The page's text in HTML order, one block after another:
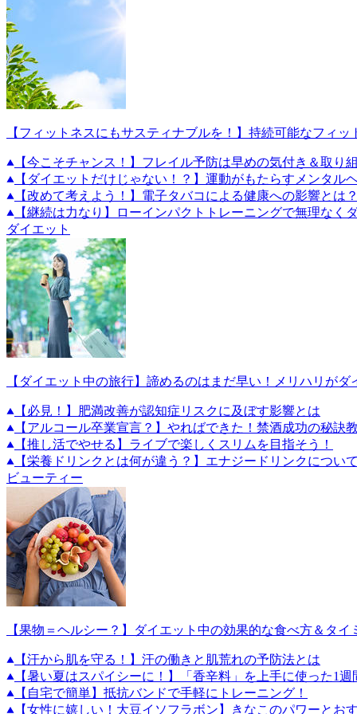
【フィットネスにもサスティナブルを！】持続可能なフィ
【今こそチャンス！】フレイル予防は早めの気付き＆取り
【ダイエットだけじゃない！？】運動がもたらすメンタル
【改めて考えよう！】電子タバコによる健康への影響とは
【継続は力なり】ローインパクトトレーニングで無理なく
ダイエット
【ダイエット中の旅行】諦めるのはまだ早い！メリハリが
【必見！】肥満改善が認知症リスクに及ぼす影響とは
【アルコール卒業宣言？】やればできた！禁酒成功の秘訣
【推し活でやせる】ライブで楽しくスリムを目指そう！
【栄養ドリンクとは何が違う？】エナジードリンクについ
ビューティー
【果物＝ヘルシー？】ダイエット中の効果的な食べ方＆タイ
【汗から肌を守る！】汗の働きと肌荒れの予防法とは
【暑い夏はスパイシーに！】「香辛料」を上手に使った1週
【自宅で簡単】抵抗バンドで手軽にトレーニング！
【女性に嬉しい！大豆イソフラボン】きなこのパワーとお